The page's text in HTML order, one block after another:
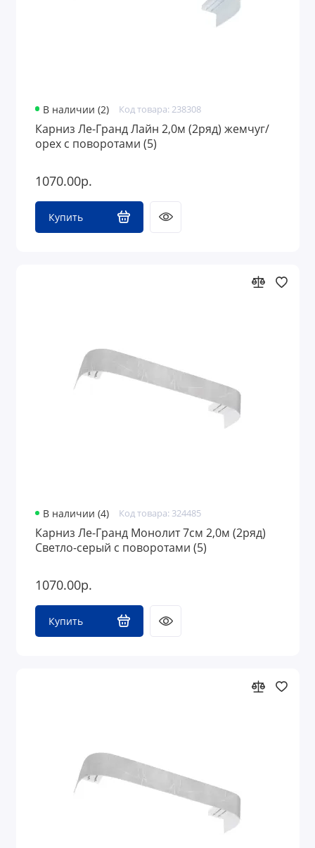
В наличии (2) Код товара: 238308
Карниз Ле-Гранд Лайн 2,0м (2ряд) жемчуг/
орех с поворотами (5)
1070.00р.
Купить
В наличии (4) Код товара: 324485
Карниз Ле-Гранд Монолит 7см 2,0м (2ряд)
Светло-серый с поворотами (5)
1070.00р.
Купить